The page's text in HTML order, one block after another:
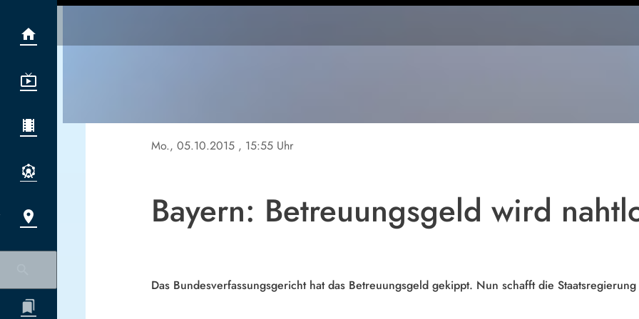
Parteizentrale
Mo., 05.10.2015 , 15:55 Uhr
Bayern: Betreuungsgeld wird
Das Bundesverfassungsgericht hat das Betreuungsgeld gekippt. Nun schafft die